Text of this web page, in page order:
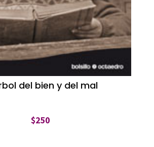
del bien y del mal
$250